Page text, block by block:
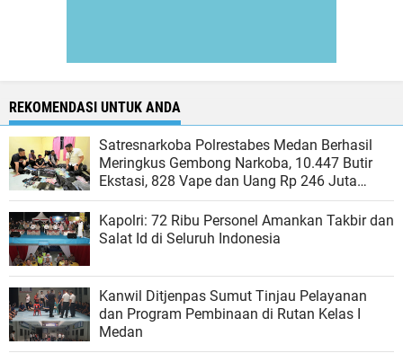
REKOMENDASI UNTUK ANDA
Satresnarkoba Polrestabes Medan Berhasil
Meringkus Gembong Narkoba, 10.447 Butir
Ekstasi, 828 Vape dan Uang Rp 246 Juta
Disita
Kapolri: 72 Ribu Personel Amankan Takbir dan
Salat Id di Seluruh Indonesia
Kanwil Ditjenpas Sumut Tinjau Pelayanan
dan Program Pembinaan di Rutan Kelas I
Medan